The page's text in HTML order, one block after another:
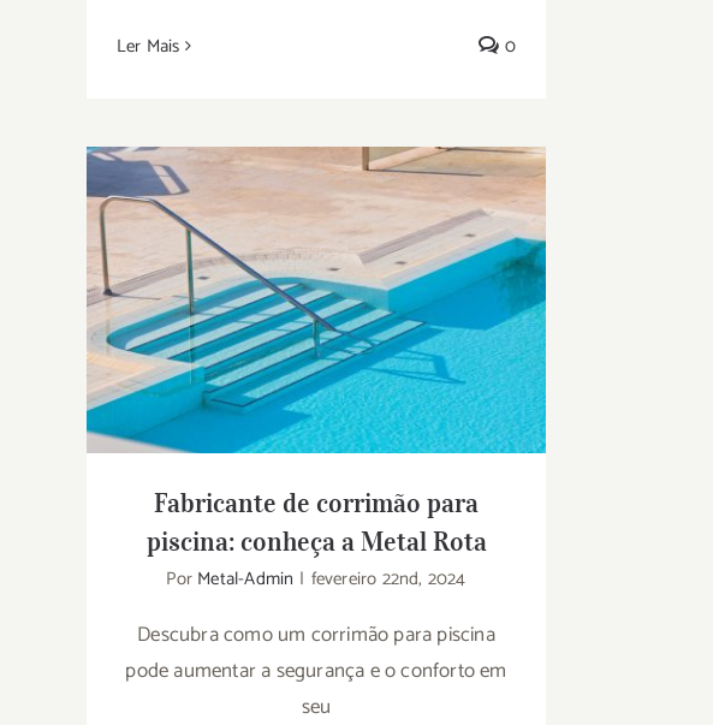
Ler Mais 0
Fabricante de corrimão para piscina:
conheça a Metal Rota
Fabricante de corrimão para
piscina: conheça a Metal Rota
Por Metal-Admin | fevereiro 22nd, 2024
Descubra como um corrimão para piscina
pode aumentar a segurança e o conforto em
seu